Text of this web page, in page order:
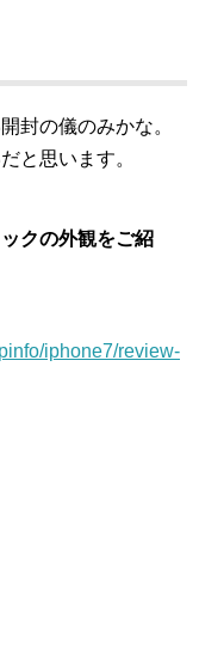
封の儀のみかな。
と思います。
クの外観をご紹
iphone7/review-